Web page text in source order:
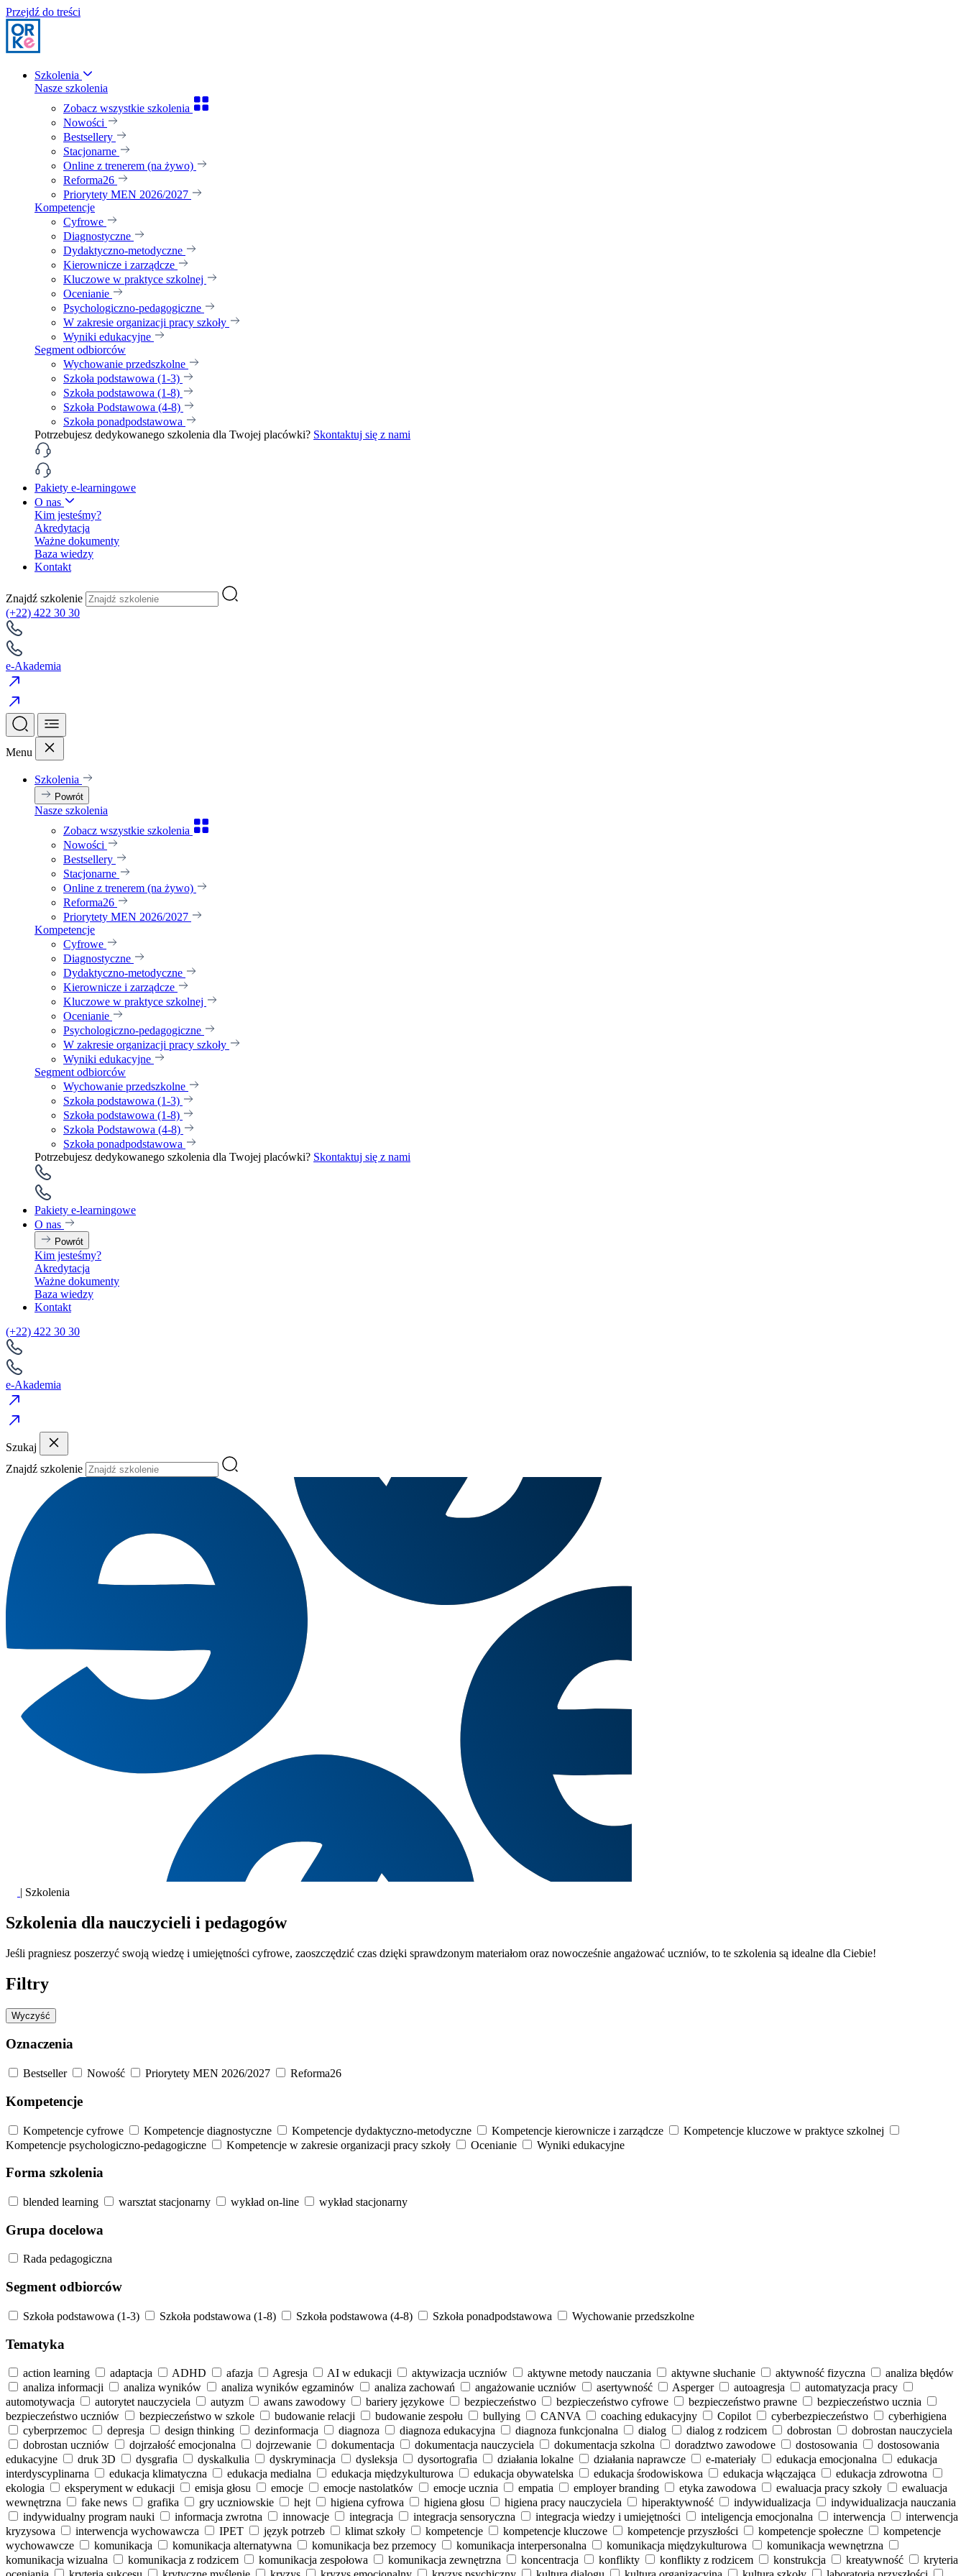
Przejdź do treści
Szkolenia
Nasze szkolenia
Zobacz wszystkie szkolenia
Nowości
Bestsellery
Stacjonarne
Online z trenerem (na żywo)
Reforma26
Priorytety MEN 2026/2027
Kompetencje
Cyfrowe
Diagnostyczne
Dydaktyczno-metodyczne
Kierownicze i zarządcze
Kluczowe w praktyce szkolnej
Ocenianie
Psychologiczno-pedagogiczne
W zakresie organizacji pracy szkoły
Wyniki edukacyjne
Segment odbiorców
Wychowanie przedszkolne
Szkoła podstawowa (1-3)
Szkoła podstawowa (1-8)
Szkoła Podstawowa (4-8)
Szkoła ponadpodstawowa
Potrzebujesz dedykowanego szkolenia dla Twojej placówki? Skontaktuj się z nami
Pakiety e-learningowe
O nas
Kim jesteśmy?
Akredytacja
Ważne dokumenty
Baza wiedzy
Kontakt
Znajdź szkolenie
(+22) 422 30 30
e-Akademia
Menu
Szkolenia
Powrót
Nasze szkolenia
Zobacz wszystkie szkolenia
Nowości
Bestsellery
Stacjonarne
Online z trenerem (na żywo)
Reforma26
Priorytety MEN 2026/2027
Kompetencje
Cyfrowe
Diagnostyczne
Dydaktyczno-metodyczne
Kierownicze i zarządcze
Kluczowe w praktyce szkolnej
Ocenianie
Psychologiczno-pedagogiczne
W zakresie organizacji pracy szkoły
Wyniki edukacyjne
Segment odbiorców
Wychowanie przedszkolne
Szkoła podstawowa (1-3)
Szkoła podstawowa (1-8)
Szkoła Podstawowa (4-8)
Szkoła ponadpodstawowa
Potrzebujesz dedykowanego szkolenia dla Twojej placówki? Skontaktuj się z nami
Pakiety e-learningowe
O nas
Powrót
Kim jesteśmy?
Akredytacja
Ważne dokumenty
Baza wiedzy
Kontakt
(+22) 422 30 30
e-Akademia
Szukaj
Znajdź szkolenie
| Szkolenia
Szkolenia dla nauczycieli i pedagogów
Jeśli pragniesz poszerzyć swoją wiedzę i umiejętności cyfrowe, zaoszczędzić czas dzięki sprawdzonym materiałom oraz nowocześnie angażować uczniów, to te szkolenia są idealne dla Ciebie!
Filtry
Wyczyść
Oznaczenia
Bestseller Nowość Priorytety MEN 2026/2027 Reforma26
Kompetencje
Kompetencje cyfrowe Kompetencje diagnostyczne Kompetencje dydaktyczno-metodyczne Kompetencje kierownicze i zarządcze
Kompetencje kluczowe w praktyce szkolnej
Kompetencje psychologiczno-pedagogiczne
Kompetencje w zakresie organizacji pracy szkoły Ocenianie Wyniki edukacyjne
Forma szkolenia
blended learning warsztat stacjonarny wykład on-line wykład stacjonarny
Grupa docelowa
Rada pedagogiczna
Segment odbiorców
Szkoła podstawowa (1-3) Szkoła podstawowa (1-8) Szkoła podstawowa (4-8) Szkoła ponadpodstawowa Wychowanie przedszkolne
Tematyka
action learning adaptacja ADHD afazja Agresja AI w edukacji aktywizacja uczniów aktywne metody nauczania aktywne słuchanie aktywność fizyczna
analiza błędów
analiza informacji
analiza wyników analiza wyników egzaminów analiza zachowań angażowanie uczniów asertywność Asperger autoagresja
automatyzacja pracy
automotywacja
autorytet nauczyciela autyzm awans zawodowy bariery językowe bezpieczeństwo bezpieczeństwo cyfrowe bezpieczeństwo prawne
bezpieczeństwo ucznia
bezpieczeństwo uczniów
bezpieczeństwo w szkole budowanie relacji budowanie zespołu bullying CANVA coaching edukacyjny Copilot cyberbezpieczeństwo
cyberhigiena
cyberprzemoc
depresja design thinking dezinformacja diagnoza diagnoza edukacyjna diagnoza funkcjonalna dialog dialog z rodzicem dobrostan
dobrostan nauczyciela
dobrostan uczniów
dojrzałość emocjonalna dojrzewanie dokumentacja dokumentacja nauczyciela dokumentacja szkolna doradztwo zawodowe dostosowania
dostosowania
edukacyjne
druk 3D dysgrafia dyskalkulia dyskryminacja dysleksja dysortografia działania lokalne działania naprawcze e‑materiały edukacja emocjonalna
edukacja
interdyscyplinarna
edukacja klimatyczna edukacja medialna edukacja międzykulturowa edukacja obywatelska edukacja środowiskowa edukacja włączająca
edukacja zdrowotna
ekologia
eksperyment w edukacji emisja głosu emocje emocje nastolatków emocje ucznia empatia employer branding etyka zawodowa ewaluacja pracy szkoły
ewaluacja
wewnętrzna
fake news grafika gry uczniowskie hejt higiena cyfrowa higiena głosu higiena pracy nauczyciela hiperaktywność indywidualizacja
indywidualizacja nauczania
indywidualny program nauki
informacja zwrotna innowacje integracja integracja sensoryczna integracja wiedzy i umiejętności inteligencja emocjonalna interwencja
interwencja
kryzysowa
interwencja wychowawcza IPET język potrzeb klimat szkoły kompetencje kompetencje kluczowe kompetencje przyszłości kompetencje społeczne
kompetencje
wychowawcze
komunikacja komunikacja alternatywna komunikacja bez przemocy komunikacja interpersonalna komunikacja międzykulturowa
komunikacja wewnętrzna
komunikacja wizualna
komunikacja z rodzicem komunikacja zespołowa komunikacja zewnętrzna koncentracja konflikty konflikty z rodzicem konstrukcja kreatywność
kryteria